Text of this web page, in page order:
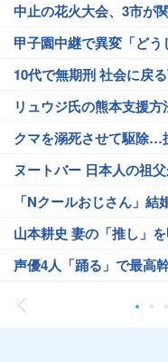
中止の花火大会、3市が
甲子園中継で異変「どう
10代で無期刑 社会に戻
リュウジ氏の熊本支援方
クマを溺死させて駆除…
ヌートバー 日本人の祖
「Nクールおじさん」結
山本耕史 妻の「推し」
声優4人「踊る」で最高